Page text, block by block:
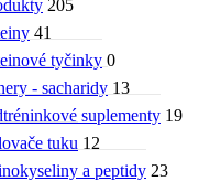
205
41
tyčinky 0
- sacharidy 13
suplementy 19
tuku 12
a peptidy 23